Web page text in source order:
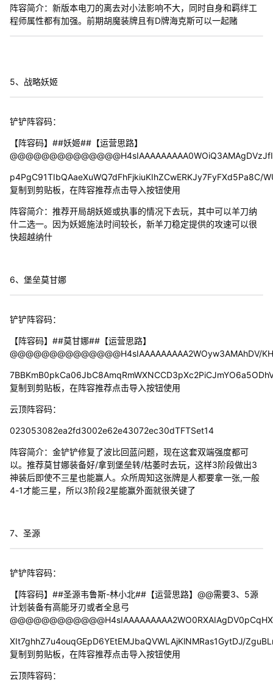
阵容简介：新版本电刀的离去对小法影响不大，同时自身和羁绊工
程师属性都有加强。前期胡魔装牌且有D牌海克斯可以一起赌
5、战略妖姬
铲铲阵容码：
【阵容码】##妖姬##【运营思路】
p4PgC91TIbQAaeXuWQ7dFhFjkiuKIhZCwERKJy7FyFXd5Pa8C/
复制到剪贴板，在阵容推荐点击导入按钮使用
阵容简介：推荐开局胡妖姬或执事的情况下去玩，其中可以羊刀纳
什二选一。因为妖姬施法时间较长，新羊刀稳定提供的攻速可以很
快超越纳什
6、堡垒莫甘娜
铲铲阵容码：
【阵容码】##莫甘娜##【运营思路】
复制到剪贴板，在阵容推荐点击导入按钮使用
云顶阵容码：
023053082ea2fd3002e62e43072ec30dTFTSet14
阵容简介：金铲铲修复了波比回蓝问题，现在这套双端强度都可
以。推荐莫甘娜装备好/拿到堡垒转/枯萎时去玩，这样3阶段做出3
神装后即使不三星也能赢人。众所周知这张牌是人都要拿一张,一般
4-1才能三星，所以3阶段2星能赢外面就很关键了
7、圣源
铲铲阵容码：
【阵容码】##圣源韦鲁斯-林小北##【运营思路】@@需要3、5源
计划装备有高能牙刃或者全息弓
XIt7ghhZ7u4ouqGEpD6YEtEMJbaQVWLAjKlNMRas1GytDJ/
复制到剪贴板，在阵容推荐点击导入按钮使用
云顶阵容码：